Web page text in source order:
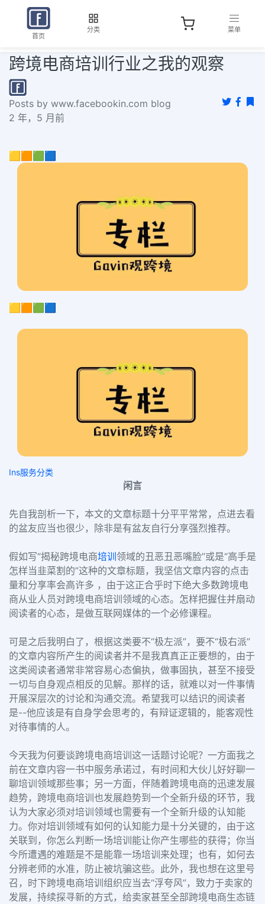
首页
分类 菜单
跨境电商培训行业之我的观察
Posts by www.facebookin.com blog
2 年，5 月前
🟨🟧🟩🟦
🟨🟧🟩🟦
Ins服务分类
闲言
先自我剖析一下，本文的文章标题十分平平常常，点进去看
的盆友应当也很少，除非是有盆友自行分享强烈推荐。
假如写“揭秘跨境电商培训 领域的丑恶丑恶嘴脸”或是“高手是
怎样当韭菜割的”这种的文章标题，我坚信文章内容的点击
量和分享率会高许多 ，由于这正合乎时下绝大多数跨境电
商从业人员对跨境电商培训领域的心态。怎样把握住并扇动
阅读者的心态，是做互联网媒体的一个必修课程。
可是之后我明白了，根据这类要不“极左派”，要不“极右派”
的文章内容所产生的阅读者并不是我真真正正要想的，由于
这类阅读者通常非常容易心态偏执，做事固执，甚至不接受
一切与自身观点相反的见解。那样的话，就难以对一件事情
开展深层次的讨论和沟通交流。希望我可以结识的阅读者
是--他应该是有自身学会思考的，有辩证逻辑的，能客观性
对待事情的人。
今天我为何要谈跨境电商培训这一话题讨论呢？一方面我之
前在文章内容一书中服务承诺过，有时间和大伙儿好好聊一
聊培训领域那些事；另一方面，伴随着跨境电商的迅速发展
趋势，跨境电商培训也发展趋势到一个全新升级的环节，我
认为大家必须对培训领域也需要有一个全新升级的认知能
力。你对培训领域有如何的认知能力是十分关键的，由于这
关联到，你怎么判断一场培训能让你产生哪些的获得；你当
今所遭遇的难题是不是能靠一场培训来处理；也有，如何去
分辨老师的水准，防止被坑骗这些。此外，我也想在这里号
召，时下跨境电商培训组织应当去“浮夸风”，致力于卖家的
发展，持续探寻新的方式，给卖家甚至全部跨境电商生态链